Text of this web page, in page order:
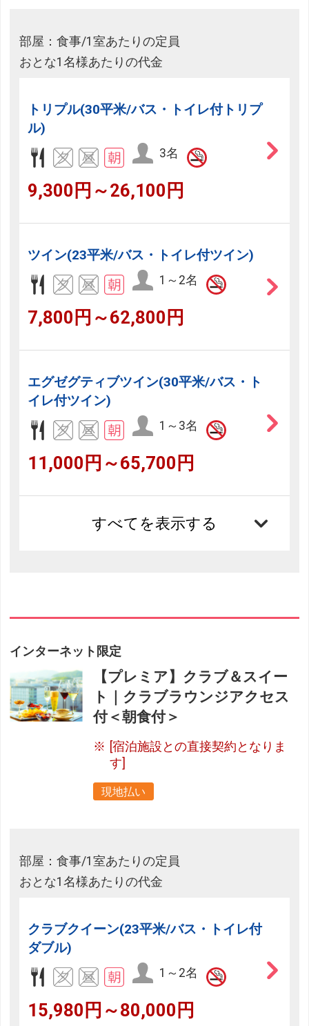
部屋：食事/1室あたりの定員
おとな1名様あたりの代金
トリプル(30平米/バス・トイレ付トリプ
ル)
3名
9,300円～26,100円
ツイン(23平米/バス・トイレ付ツイン)
1～2名
7,800円～62,800円
エグゼグティブツイン(30平米/バス・ト
イレ付ツイン)
1～3名
11,000円～65,700円
すべてを表示する
インターネット限定
【プレミア】クラブ＆スイー
ト｜クラブラウンジアクセス
付＜朝食付＞
[宿泊施設との直接契約となりま
す]
現地払い
部屋：食事/1室あたりの定員
おとな1名様あたりの代金
クラブクイーン(23平米/バス・トイレ付
ダブル)
1～2名
15,980円～80,000円